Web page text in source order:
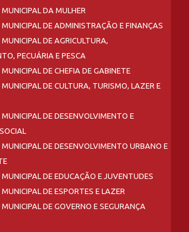
MUNICIPAL DA MULHER
MUNICIPAL DE ADMINISTRAÇÃO E FINANÇAS
DE AGRICULTURA,
PECUÁRIA E PESCA
DE CHEFIA DE GABINETE
MUNICIPAL DE CULTURA, TURISMO, LAZER E
MUNICIPAL DE DESENVOLVIMENTO E
MUNICIPAL DE DESENVOLVIMENTO URBANO E
MUNICIPAL DE EDUCAÇÃO E JUVENTUDES
DE ESPORTES E LAZER
DE GOVERNO E SEGURANÇA